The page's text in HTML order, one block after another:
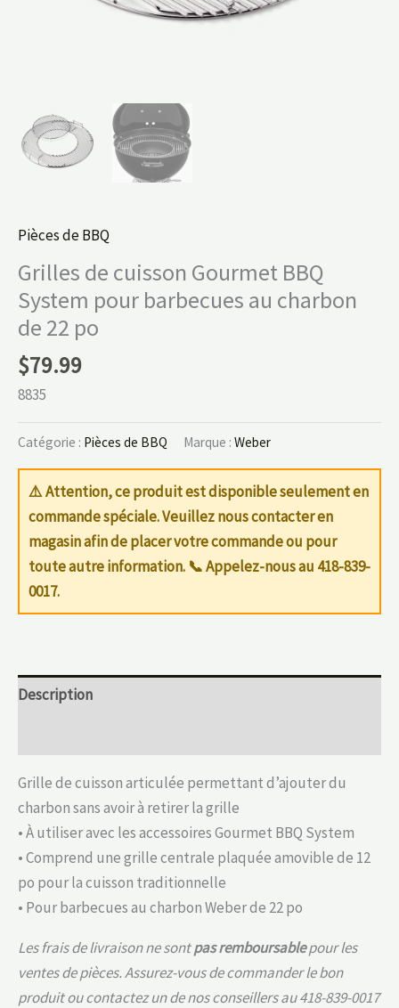
Pièces de BBQ
Grilles de cuisson Gourmet BBQ
System pour barbecues au charbon
de 22 po
$79.99
8835
Catégorie : Pièces de BBQ Marque : Weber
⚠️ Attention, ce produit est disponible seulement en
commande spéciale. Veuillez nous contacter en
magasin afin de placer votre commande ou pour
toute autre information. 📞Appelez-nous au 418-839-
0017.
Description
Grille de cuisson articulée permettant d’ajouter du
charbon sans avoir à retirer la grille
• À utiliser avec les accessoires Gourmet BBQ System
• Comprend une grille centrale plaquée amovible de 12
po pour la cuisson traditionnelle
• Pour barbecues au charbon Weber de 22 po
Les frais de livraison ne sontpas remboursablepour les
ventes de pièces. Assurez-vous de commander le bon
produit ou contactez un de nos conseillers au 418-839-0017